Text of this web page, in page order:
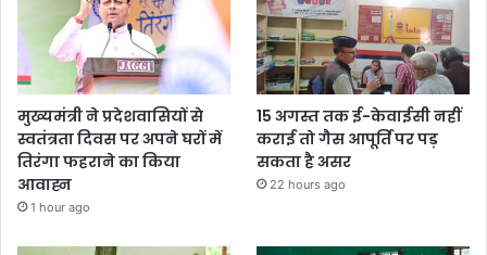
मुख्यमंत्री ने प्रदेशवासियों से
स्वतंत्रता दिवस पर अपने घरों में
तिरंगा फहराने का किया
आवाह्न
1 hour ago
15 अगस्त तक ई-केवाईसी नहीं
कराई तो गैस आपूर्ति पर पड़
सकता है असर
22 hours ago